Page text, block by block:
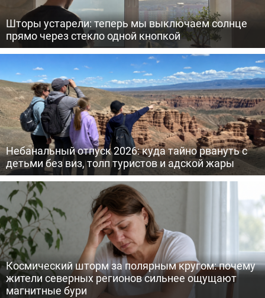
Шторы устарели: теперь мы выключаем солнце
прямо через стекло одной кнопкой
Небанальный отпуск 2026: куда тайно рвануть с
детьми без виз, толп туристов и адской жары
Космический шторм за полярным кругом: почему
жители северных регионов сильнее ощущают
магнитные бури